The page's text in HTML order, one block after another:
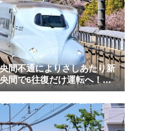
間不通によりさしあたり新
間で6往復だけ運転へ！
イヤ運転(2026年8月)